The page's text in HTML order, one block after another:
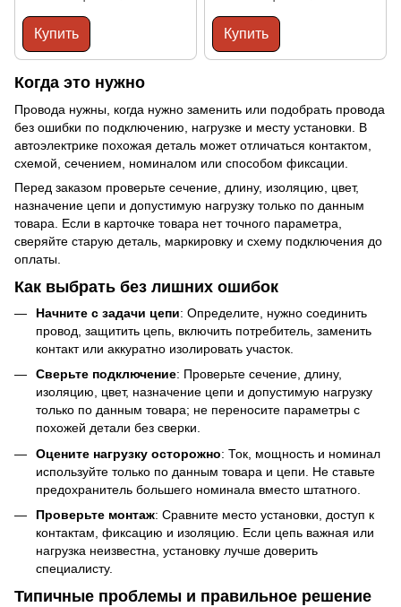
Купить Купить
Когда это нужно
Провода нужны, когда нужно заменить или подобрать провода
без ошибки по подключению, нагрузке и месту установки. В
автоэлектрике похожая деталь может отличаться контактом,
схемой, сечением, номиналом или способом фиксации.
Перед заказом проверьте сечение, длину, изоляцию, цвет,
назначение цепи и допустимую нагрузку только по данным
товара. Если в карточке товара нет точного параметра,
сверяйте старую деталь, маркировку и схему подключения до
оплаты.
Как выбрать без лишних ошибок
Начните с задачи цепи: Определите, нужно соединить
провод, защитить цепь, включить потребитель, заменить
контакт или аккуратно изолировать участок.
Сверьте подключение: Проверьте сечение, длину,
изоляцию, цвет, назначение цепи и допустимую нагрузку
только по данным товара; не переносите параметры с
похожей детали без сверки.
Оцените нагрузку осторожно: Ток, мощность и номинал
используйте только по данным товара и цепи. Не ставьте
предохранитель большего номинала вместо штатного.
Проверьте монтаж: Сравните место установки, доступ к
контактам, фиксацию и изоляцию. Если цепь важная или
нагрузка неизвестна, установку лучше доверить
специалисту.
Типичные проблемы и правильное решение